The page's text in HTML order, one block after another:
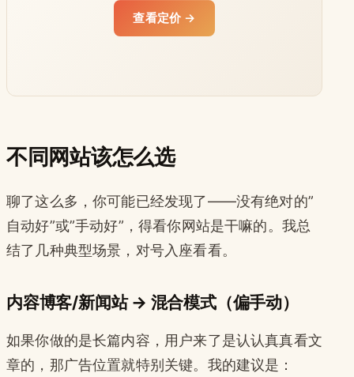
查看定价 →
不同网站该怎么选
聊了这么多，你可能已经发现了——没有绝对的”
自动好”或”手动好”，得看你网站是干嘛的。我总
结了几种典型场景，对号入座看看。
内容博客/新闻站 → 混合模式（偏手动）
如果你做的是长篇内容，用户来了是认认真真看文
章的，那广告位置就特别关键。我的建议是：